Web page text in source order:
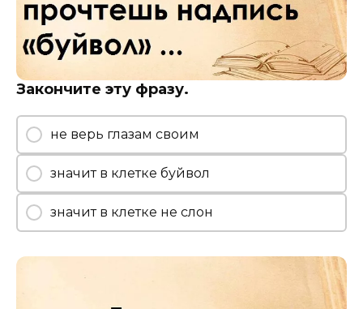
Закончите эту фразу.
не верь глазам своим
значит в клетке буйвол
значит в клетке не слон